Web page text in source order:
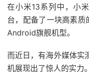
在小米13系列中，小
台，配备了一块高素质
Android旗舰机型。
而近日，有海外媒体实
机展现出了惊人的实力。